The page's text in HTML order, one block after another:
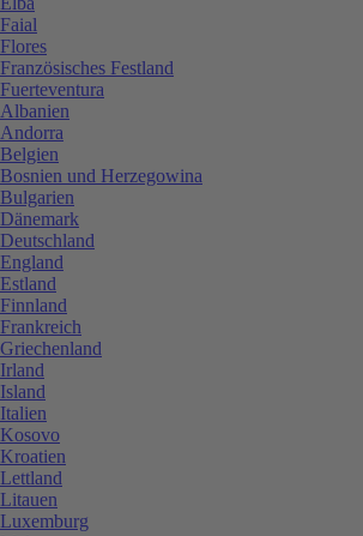
Faial
Flores
Französisches Festland
Fuerteventura
Albanien
Andorra
Belgien
Bosnien und Herzegowina
Bulgarien
Dänemark
Deutschland
England
Estland
Finnland
Frankreich
Griechenland
Irland
Island
Italien
Kosovo
Kroatien
Lettland
Litauen
Luxemburg